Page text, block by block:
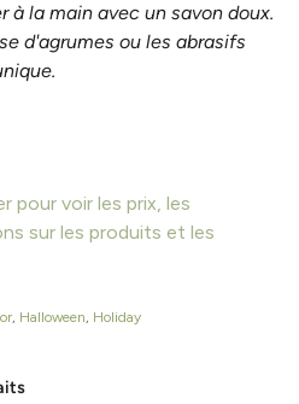
à la main avec un savon doux.
d'agrumes ou les abrasifs
pour voir les prix, les
sur les produits et les
, Halloween, Holiday